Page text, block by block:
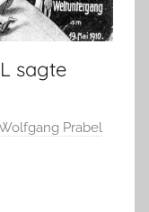
sagte
Prabel